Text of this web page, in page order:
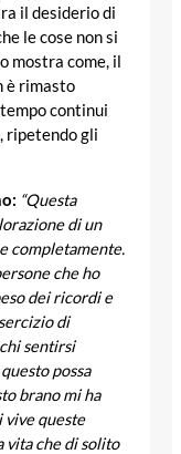
il desiderio di
le cose non si
mostra come, il
è rimasto
continui
ripetendo gli
“Questa
di un
completamente.
che ho
dei ricordi e
di
sentirsi
possa
brano mi ha
vive queste
vita che di solito